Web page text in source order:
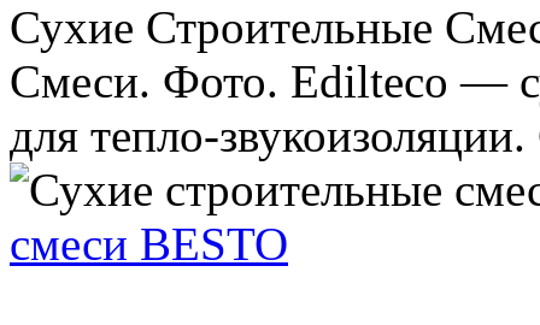
Сухие Строительные
Смеси. Фото. Edilteco —
для тепло-
смеси BESTO